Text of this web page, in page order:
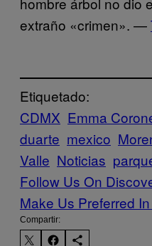
extraño «crimen». —
Etiquetado:
CDMX Emma
duarte mexico
Valle Noticias
Follow Us On
Make Us Preferred
Compartir: